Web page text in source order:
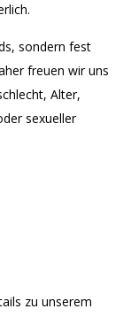
sondern fest
freuen wir uns
Alter,
sexueller
zu unserem